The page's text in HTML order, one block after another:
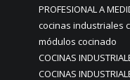
PROFESIONAL A
cocinas industriales
módulos cocinado
COCINAS
COCINAS